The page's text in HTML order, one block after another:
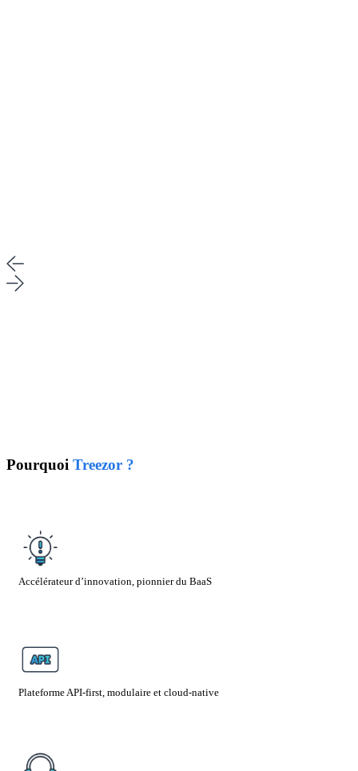
Pourquoi Treezor ?
Accélérateur d’innovation, pionnier du BaaS
Plateforme API-first, modulaire et cloud-native